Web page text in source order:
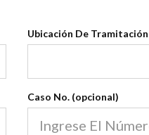
Nuestras clases de
2600 condados.
Las clases para
Ubicación De Tramitación
Tramitación
Caso No. (opcional)